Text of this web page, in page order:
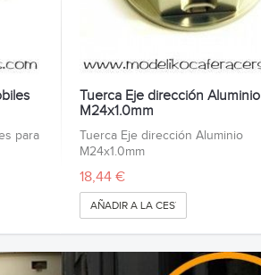
para
Tuerca Eje dirección Aluminio
M24x1.0mm
Tuerca Eje dirección Aluminio
M24x1.0mm
18,44 €
AÑADIR A LA CESTA